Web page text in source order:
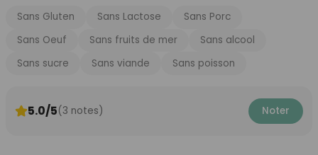
Sans Gluten Sans Lactose
Sans Porc
Sans Oeuf
Sans fruits de mer
Sans alcool
Sans sucre
Sans viande Sans poisson
5.0/5(3 notes) Noter